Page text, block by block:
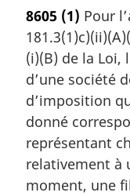
8605 (1) Pour
(i)(B) de la Loi,
d’une société
d’imposition
donné
représentant
relativement à
moment, une